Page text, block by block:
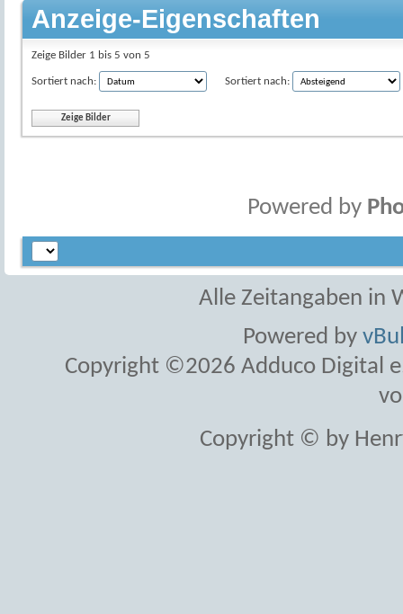
Anzeige-Eigenschaften
Zeige Bilder 1 bis 5 von 5
Sortiert nach: Sortiert nach:
Powered by
Alle Zeitangaben in
Powered by
Copyright ©2026 Adduco Digital
Copyright © by